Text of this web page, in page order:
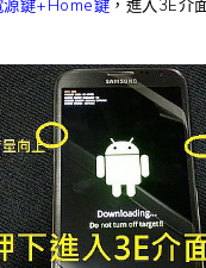
源鍵+Home鍵 ，進入3E介